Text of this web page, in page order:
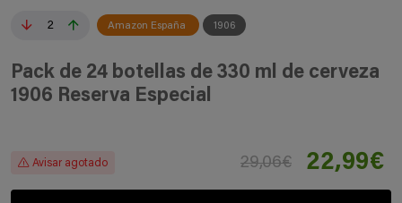
2 Amazon España 1906
Pack de 24 botellas de 330 ml de cerveza
1906 Reserva Especial
Avisar agotado 29,06€ 22,99€